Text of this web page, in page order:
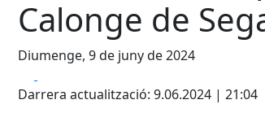
Calonge de
Diumenge, 9 de juny de 2024
Darrera actualització: 9.06.2024 | 21:04